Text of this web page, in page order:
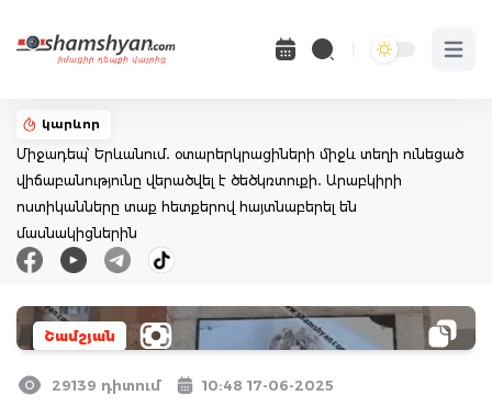
Open
կարևոր
Միջադեպ՝ Երևանում․ օտարերկրացիների միջև տեղի ունեցած
վիճաբանությունը վերածվել է ծեծկռտուքի․ Արաբկիրի
ոստիկանները տաք հետքերով հայտնաբերել են
մասնակիցներին
Շամշյան
29139 դիտում 10:48 17-06-2025